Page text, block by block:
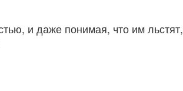
и даже понимая, что им льстят,